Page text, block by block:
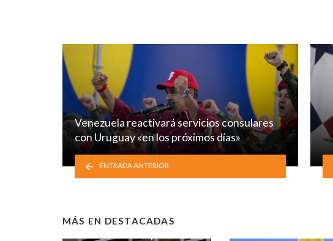
Venezuela reactivará servicios consulares
con Uruguay «en los próximos días»
ENTRADA ANTERIOR
MÁS EN DESTACADAS